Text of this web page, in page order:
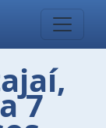
7